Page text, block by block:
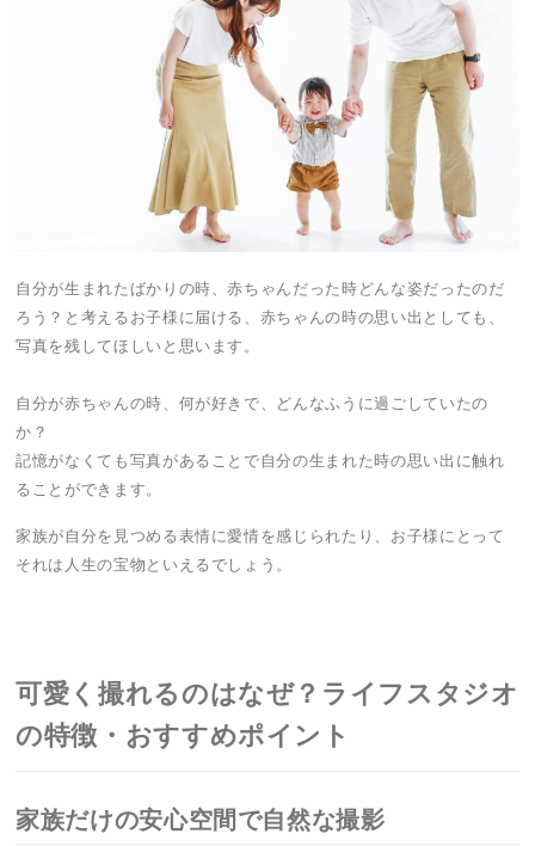
自分が生まれたばかりの時、赤ちゃんだった時どんな姿だったのだ
ろう？と考えるお子様に届ける、赤ちゃんの時の思い出としても、
写真を残してほしいと思います。
自分が赤ちゃんの時、何が好きで、どんなふうに過ごしていたの
か？
記憶がなくても写真があることで自分の生まれた時の思い出に触れ
ることができます。
家族が自分を見つめる表情に愛情を感じられたり、お子様にとって
それは人生の宝物といえるでしょう。
可愛く撮れるのはなぜ？ライフスタジオ
の特徴・おすすめポイント
家族だけの安心空間で自然な撮影